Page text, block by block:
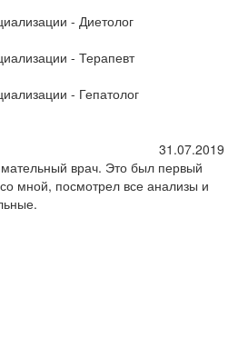
- Диетолог
- Терапевт
- Гепатолог
31.07.2019
врач. Это был первый
мной, посмотрел все анализы и